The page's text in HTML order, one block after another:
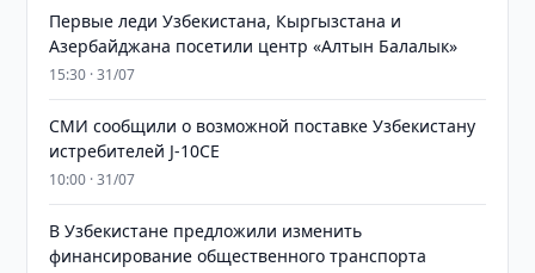
Первые леди Узбекистана, Кыргызстана и
Азербайджана посетили центр «Алтын Балалык»
15:30 · 31/07
СМИ сообщили о возможной поставке Узбекистану
истребителей J-10CE
10:00 · 31/07
В Узбекистане предложили изменить
финансирование общественного транспорта